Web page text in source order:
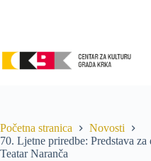
Početna stranica
Novosti
70. Ljetne priredbe: Predstava
Teatar Naranča